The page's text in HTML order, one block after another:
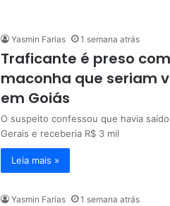
Yasmin Farias 1 semana atrás
Traficante é preso com
maconha que seriam
em Goiás
O suspeito confessou que havia
Gerais e receberia R$ 3 mil
Leia mais »
Yasmin Farias 1 semana atrás